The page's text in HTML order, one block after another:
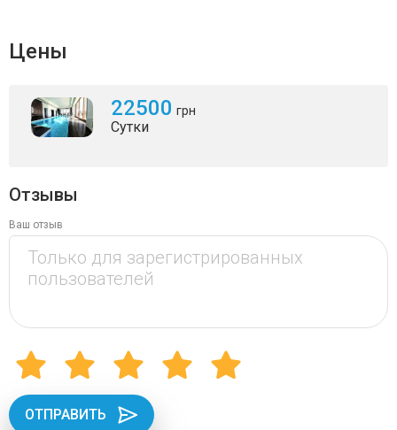
Цены
22500 грн
Сутки
Отзывы
Ваш отзыв
ОТПРАВИТЬ